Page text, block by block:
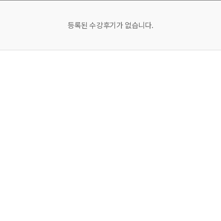
등록된 수강후기가 없습니다.